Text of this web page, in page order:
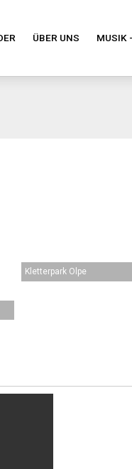
ÜBER UNS MUSIK
Kletterpark Olpe